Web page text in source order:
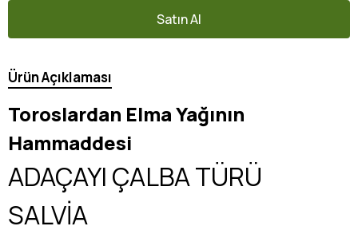
Satın Al
Ürün Açıklaması
Toroslardan Elma Yağının
Hammaddesi
ADAÇAYI ÇALBA TÜRÜ
SALVİA